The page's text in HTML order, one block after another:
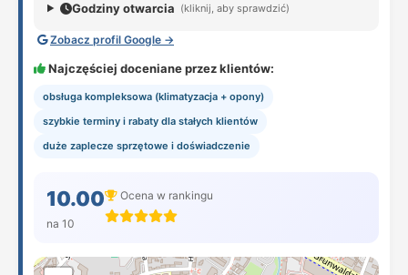
Godziny otwarcia (kliknij, aby sprawdzić)
Zobacz profil Google →
Najczęściej doceniane przez klientów:
obsługa kompleksowa (klimatyzacja + opony)
szybkie terminy i rabaty dla stałych klientów
duże zaplecze sprzętowe i doświadczenie
10.00
na 10
Ocena w rankingu